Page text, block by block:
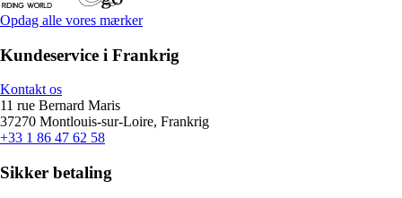
Opdag alle vores mærker
Kundeservice i Frankrig
Kontakt os
11 rue Bernard Maris
37270 Montlouis-sur-Loire, Frankrig
+33 1 86 47 62 58
Sikker betaling